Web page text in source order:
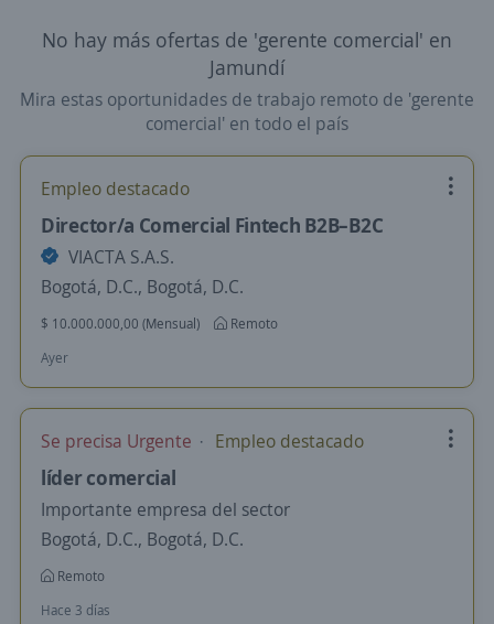
No hay más ofertas de 'gerente comercial' en
Jamundí
Mira estas oportunidades de trabajo remoto de 'gerente
comercial' en todo el país
Empleo destacado
Director/a Comercial Fintech B2B–B2C
VIACTA S.A.S.
Bogotá, D.C., Bogotá, D.C.
$ 10.000.000,00 (Mensual)
Remoto
Ayer
Se precisa Urgente Empleo destacado
líder comercial
Importante empresa del sector
Bogotá, D.C., Bogotá, D.C.
Remoto
Hace 3 días